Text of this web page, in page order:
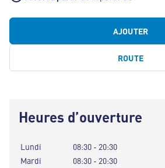
AJOUTER
ROUTE
Heures d’ouverture
Lundi
08:30 - 20:30
Mardi
08:30 - 20:30